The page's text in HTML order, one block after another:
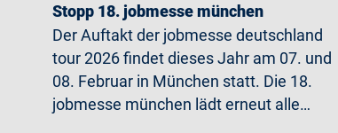
Stopp 18. jobmesse münchen
Der Auftakt der jobmesse deutschland
tour 2026 findet dieses Jahr am 07. und
08. Februar in München statt. Die 18.
jobmesse münchen lädt erneut alle…